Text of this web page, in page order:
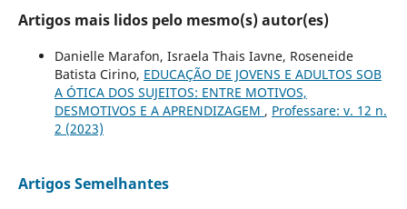
Artigos mais lidos pelo mesmo(s) autor(es)
Danielle Marafon, Israela Thais Iavne, Roseneide
Batista Cirino, EDUCAÇÃO DE JOVENS E ADULTOS SOB
A ÓTICA DOS SUJEITOS: ENTRE MOTIVOS,
DESMOTIVOS E A APRENDIZAGEM , Professare: v. 12 n.
2 (2023)
Artigos Semelhantes